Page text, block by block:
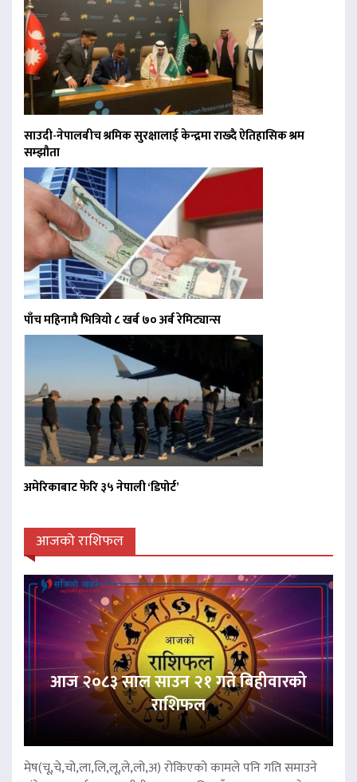
साउदी-नेपालबीच श्रमिक सुरक्षालाई केन्द्रमा राख्दै ऐतिहासिक श्रम
सम्झौता
पाँच महिनामै भित्रियो ८ खर्ब ७० अर्ब रेमिट्यान्स
अमेरिकाबाट फेरि ३५ नेपाली ‘डिपोर्ट’
आजको राशिफल
आज २०८३ साल साउन २१ गते बिहीवारको
राशिफल
मेष(चू,चे,चो,ला,लि,लू,ले,लो,अ) रोकिएको कामले पनि गति समाउने